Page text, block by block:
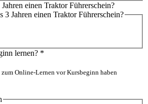
einen Traktor Führerschein?
3 Jahren einen Traktor Führerschein?
lernen? *
Online-Lernen vor Kursbeginn haben